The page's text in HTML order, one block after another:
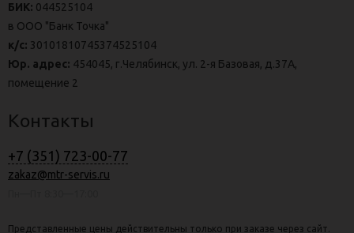
БИК: 044525104
в ООО "Банк Точка"
к/с: 30101810745374525104
Юр. адрес: 454045, г.Челябинск, ул. 2-я Базовая, д.37А,
помещение 2
Контакты
+7 (351) 723-00-77
zakaz@mtr-servis.ru
Представленные цены действительны только при заказе через сайт.